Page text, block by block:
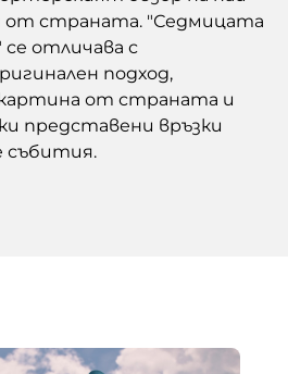
страната. "Седмицата
отличава с
подход,
картина от страната и
представени връзки
събития.